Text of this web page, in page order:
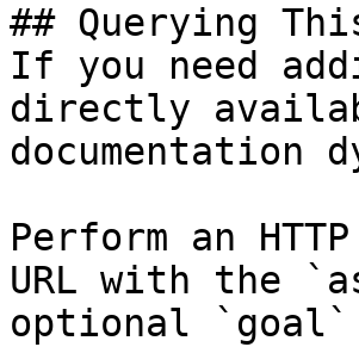
## Querying
If you need
directly
documentation
Perform an
URL with the
optional `goal`